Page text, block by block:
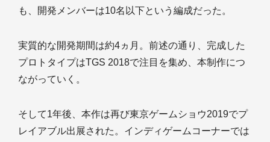
も、開発メンバーは10名以下という編成だった。
実質的な開発期間は約4ヵ月。前述の通り、完成した
プロトタイプはTGS 2018で注目を集め、本制作につ
ながっていく。
そして1年後、本作は再び東京ゲームショウ2019でプ
レイアブル出展された。インディゲームコーナーでは